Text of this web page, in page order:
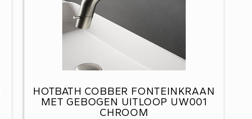
HOTBATH COBBER FONTEINKRAAN
MET GEBOGEN UITLOOP UW001
CHROOM